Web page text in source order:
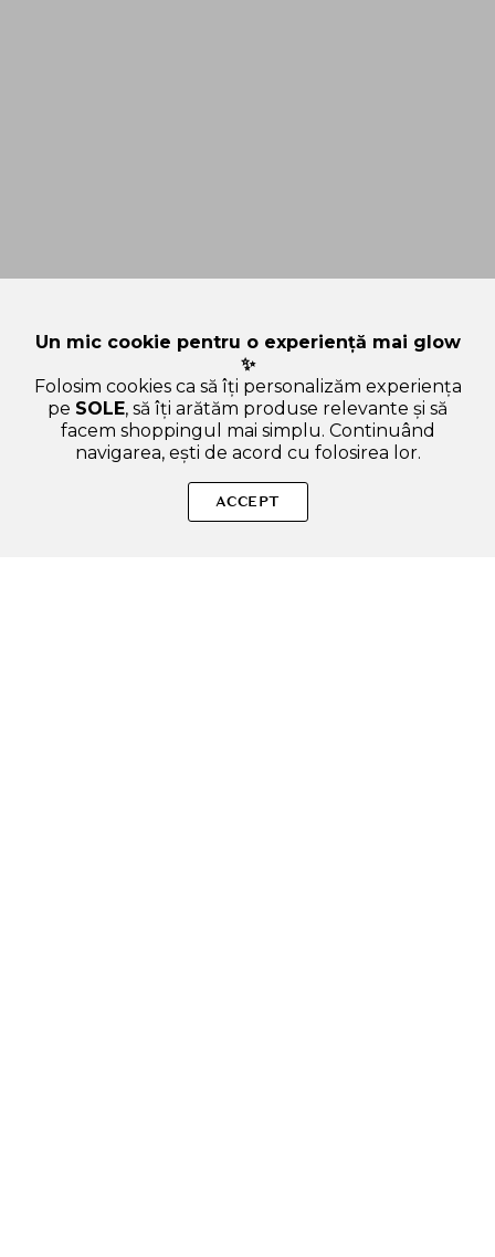
Propolis Vitamin - crema contur ochi formulata cu extract de
Propolis si extract de fructe de catina - 30 ml. Dacă ai și alte
Un mic cookie pentru o experiență mai glow
✨
Folosim cookies ca să îți personalizăm experiența
pe SOLE, să îți arătăm produse relevante și să
facem shoppingul mai simplu. Continuând
navigarea, ești de acord cu folosirea lor.
ACCEPT